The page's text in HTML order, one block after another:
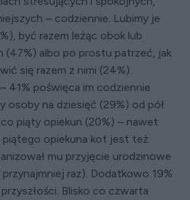
– codziennie. Lubimy je
być razem leżąc obok lub
(47%) albo po prostu patrzeć, jak
się razem z nimi (24%).
41% poświęca im codziennie
osoby na dziesięć (29%) od pół
piąty opiekun (20%) – nawet
piątego opiekuna kot jest też
mu przyjęcie urodzinowe
raz). Dodatkowo 19%
Blisko co czwarta